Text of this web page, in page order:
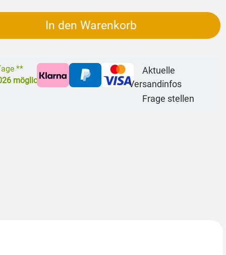
In den Warenkorb
**
möglich
Aktuelle
Versandinfos
Frage stellen